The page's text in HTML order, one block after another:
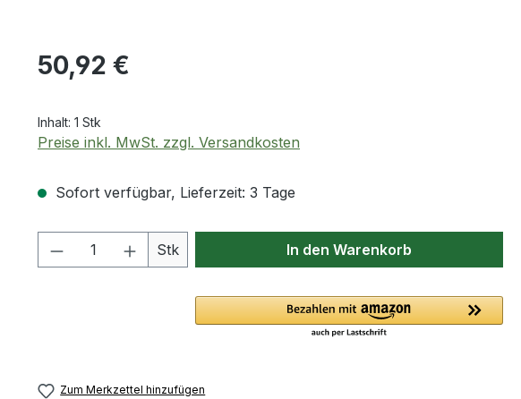
Regulärer Preis:
50,92 €
Inhalt: 1 Stk
Preise inkl. MwSt. zzgl. Versandkosten
Sofort verfügbar, Lieferzeit: 3 Tage
Produkt Anzahl: Gib den gewünschten Wert
Stk In den Warenkorb
Zum Merkzettel hinzufügen